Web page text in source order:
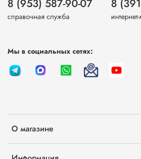
О магазине
8 (953) 587-90-07
справочная служба
8
Мы в социальных сетях: